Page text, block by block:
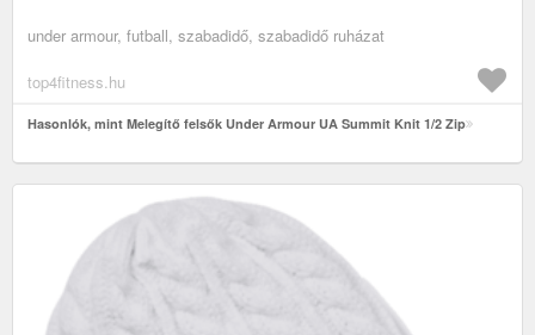
under armour, futball, szabadidő, szabadidő ruházat
top4fitness.hu
Hasonlók, mint Melegítő felsők Under Armour UA Summit Knit 1/2 Zip